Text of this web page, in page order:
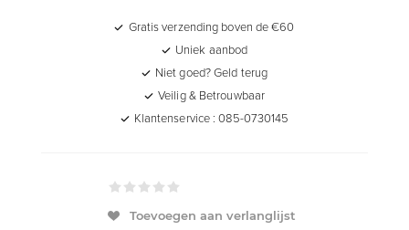
Gratis verzending boven de €60
Uniek aanbod
Niet goed? Geld terug
Veilig & Betrouwbaar
Klantenservice : 085-0730145
Toevoegen aan verlanglijst